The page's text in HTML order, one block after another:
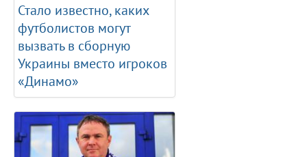
Стало известно, каких
футболистов могут
вызвать в сборную
Украины вместо игроков
«Динамо»